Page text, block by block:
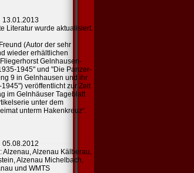
13.01.2013
Literatur wurde aktualisiert.
(Autor der sehr
wieder erhältlichen
Gelnhausen-
1945" und "Die Panzer-
9 in Gelnhausen und ihr
veröffentlicht zur Zeit
im Gelnhäuser Tageblatt
unter dem
unterm Hakenkreuz“.
05.08.2012
Alzenau,Alzenau Kälberau,
Alzenau Michelbach,
und WMTS